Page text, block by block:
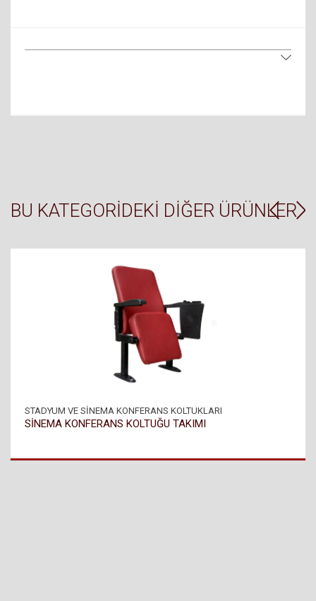
BU KATEGORIDEKI DIĞER ÜRÜNLER
STADYUM VE SİNEMA KONFERANS KOLTUKLARI
SİNEMA KONFERANS KOLTUĞU TAKIMI